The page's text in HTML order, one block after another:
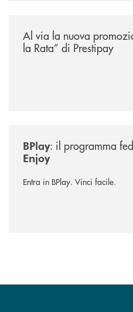
Al via la nuova
la Rata” di Prestipay
BPlay: il programma
Enjoy
Entra in BPlay. Vinci facile.